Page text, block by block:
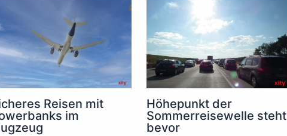
Reisen mit
im
Höhepunkt der
Sommerreisewelle steht
bevor